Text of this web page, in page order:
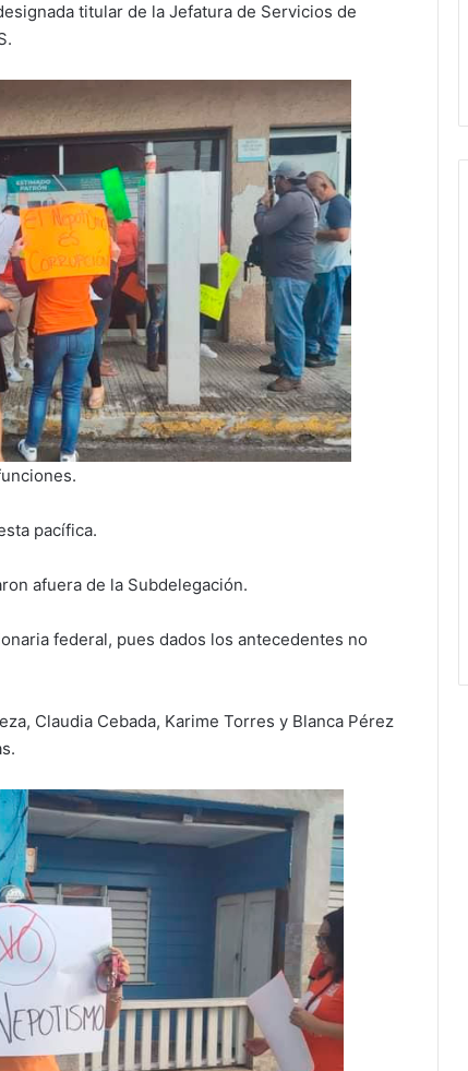
titular de la Jefatura de Servicios de
pacífica.
afuera de la Subdelegación.
federal, pues dados los antecedentes no
Claudia Cebada, Karime Torres y Blanca Pérez